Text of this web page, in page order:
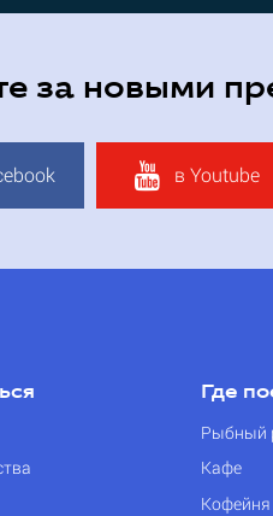
за новыми
в Youtube
Где
Рыбный
Кафе
Кофейня